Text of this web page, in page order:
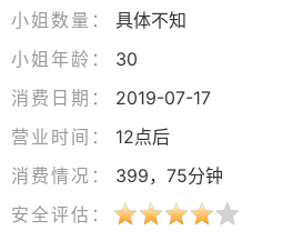
小姐数量：
具体不知
小姐年龄：
30
消费日期：
2019-07-17
营业时间：
12点后
消费情况：
399，75分钟
安全评估：